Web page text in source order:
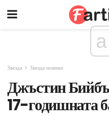
Звезда Звезда новини
Джъстин
17-годишната